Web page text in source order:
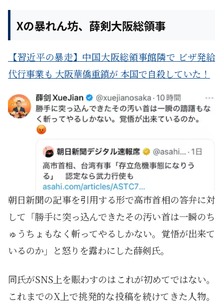
Xの暴れん坊、薛剣大阪総領事
【習近平の暴走】中国大阪総領事館隣で ビザ発給
代行事業も 大阪華僑重鎮が 本国で自殺していた！
朝日新聞の記事を引用する形で高市首相の答弁に対
して「勝手に突っ込んできたその汚い首は一瞬のち
ゅうちょもなく斬ってやるしかない。覚悟が出来て
いるのか」と怒りを露わにした薛剣氏。
同氏がSNS上を賑わすのはこれが初めてではない。
これまでのX上で挑発的な投稿を続けてきた人物。